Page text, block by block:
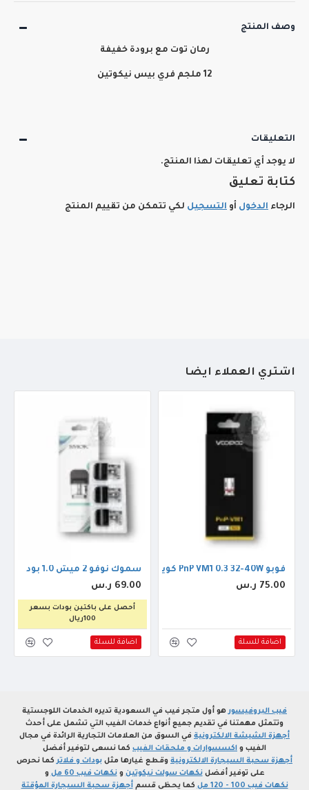
وصف المنتج
رمان توت مع برودة خفيفة
12 ملجم فري بيس نيكوتين
التعليقات
لا يوجد أي تعليقات لهذا المنتج.
كتابة تعليق
الرجاء الدخول أو التسجيل لكي تتمكن من تقييم المنتج
أشتري العملاء أيضاً
فوبو PnP VM1 0.3 32-40W كويل
75.00 ر.س
اضافة للسلة
سموك نوفو 2 ميش 1.0 بود
69.00 ر.س
أحصل على باكتين بودات بسعر
100ريال
اضافة للسلة
فيب البروفيسورهو أول متجر فيب في السعودية تديره الخدمات اللوجستية
وتتمثل مهمتنا في تقديم جميع أنواع خدمات الفيب التي تشمل على أحدث
أجهزة الشيشة الالكترونية في السوق من العلامات التجارية الرائدة في مجال
الفيب و اكسسوارات و ملحقات الفيب كما نسعى لتوفير أفضل
أجهزة سحبة السيجارة الالكترونية وقطع غيارها مثل بودات و فلاتركما نحرص
على توفير أفضلنكهات سولت نيكوتين ونكهات فيب 60 مل
و
نكهات فيب 100 - 120 مل
كما يحظى قسمأجهزة سحبة السيجارة المؤقتة